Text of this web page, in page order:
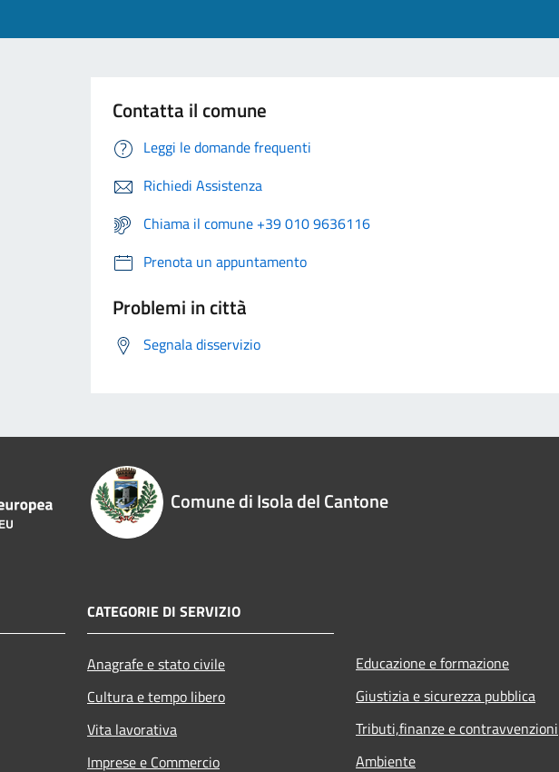
Contatta il comune
Leggi le domande frequenti
Richiedi Assistenza
Chiama il comune +39 010 9636116
Prenota un appuntamento
Problemi in città
Segnala disservizio
Comune di Isola del Cantone
CATEGORIE DI SERVIZIO
Anagrafe e stato civile
Cultura e tempo libero
Vita lavorativa
Imprese e Commercio
Educazione e formazione
Giustizia e sicurezza pubblica
Tributi,finanze e contravvenzioni
Ambiente